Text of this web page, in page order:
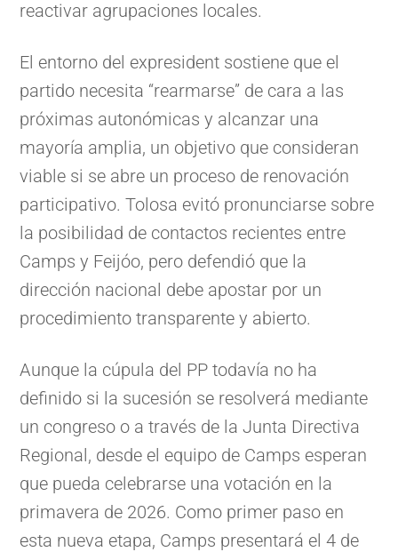
reactivar agrupaciones locales.
El entorno del expresident sostiene que el
partido necesita “rearmarse” de cara a las
próximas autonómicas y alcanzar una
mayoría amplia, un objetivo que consideran
viable si se abre un proceso de renovación
participativo. Tolosa evitó pronunciarse sobre
la posibilidad de contactos recientes entre
Camps y Feijóo, pero defendió que la
dirección nacional debe apostar por un
procedimiento transparente y abierto.
Aunque la cúpula del PP todavía no ha
definido si la sucesión se resolverá mediante
un congreso o a través de la Junta Directiva
Regional, desde el equipo de Camps esperan
que pueda celebrarse una votación en la
primavera de 2026. Como primer paso en
esta nueva etapa, Camps presentará el 4 de